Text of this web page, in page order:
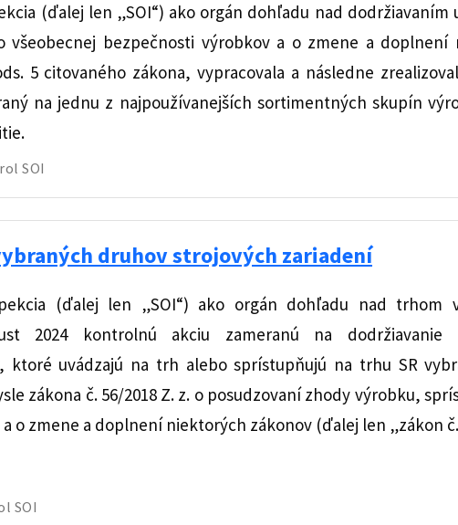
(ďalej len „SOI“) ako orgán dohľadu nad dodržiavaním
všeobecnej bezpečnosti výrobkov a o zmene a doplnení
5 citovaného zákona, vypracovala a následne
na jednu z najpoužívanejších sortimentných skupín
SOI
druhov strojových zariadení
(ďalej len „SOI“) ako orgán dohľadu nad trhom
2024 kontrolnú akciu zameranú na dodržiavanie
ktoré uvádzajú na trh alebo sprístupňujú na trhu SR
zákona č. 56/2018 Z. z. o posudzovaní zhody výrobku,
o zmene a doplnení niektorých zákonov (ďalej len „zákon č.
SOI